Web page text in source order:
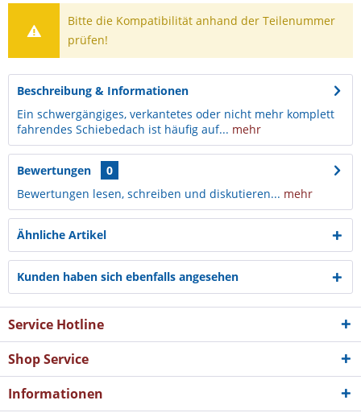
Bitte die Kompatibilität anhand der Teilenummer
prüfen!
Beschreibung & Informationen
Ein schwergängiges, verkantetes oder nicht mehr komplett
fahrendes Schiebedach ist häufig auf... mehr
Bewertungen
0
Bewertungen lesen, schreiben und diskutieren... mehr
Ähnliche Artikel
Kunden haben sich ebenfalls angesehen
Service Hotline
Shop Service
Informationen